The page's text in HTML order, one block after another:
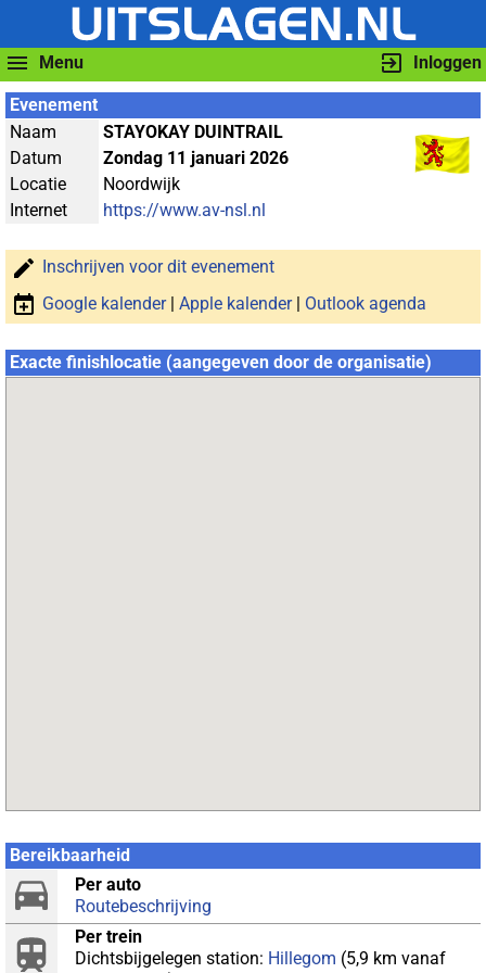
Menu Inloggen
Evenement
Naam
STAYOKAY DUINTRAIL
Datum
Zondag 11 januari 2026
Locatie
Noordwijk
Internet
https://www.av-nsl.nl
Inschrijven voor dit evenement
Google kalender| Apple kalender| Outlook agenda
Exacte finishlocatie (aangegeven door de organisatie)
Bereikbaarheid
Per auto
Routebeschrijving
Per trein
Dichtsbijgelegen station: Hillegom (5,9 km vanaf